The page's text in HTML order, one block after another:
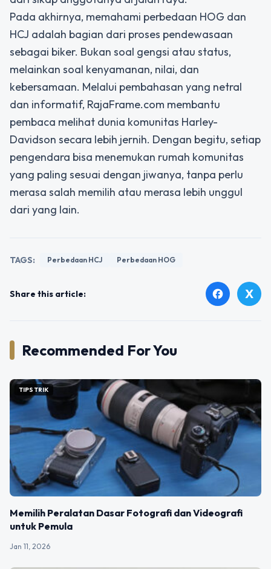
Pada akhirnya, memahami perbedaan HOG dan
HCJ adalah bagian dari proses pendewasaan
sebagai biker. Bukan soal gengsi atau status,
melainkan soal kenyamanan, nilai, dan
kebersamaan. Melalui pembahasan yang netral
dan informatif, RajaFrame.com membantu
pembaca melihat dunia komunitas Harley-
Davidson secara lebih jernih. Dengan begitu, setiap
pengendara bisa menemukan rumah komunitas
yang paling sesuai dengan jiwanya, tanpa perlu
merasa salah memilih atau merasa lebih unggul
dari yang lain.
TAGS: Perbedaan HCJ Perbedaan HOG
Share this article: facebook X
Recommended For You
TIPS TRIK
Memilih Peralatan Dasar Fotografi dan Videografi
untuk Pemula
Jan 11, 2026